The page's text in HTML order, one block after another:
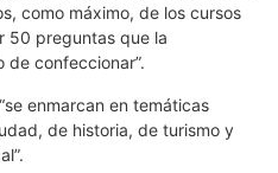
como máximo, de los cursos
50 preguntas que la
de confeccionar”.
enmarcan en temáticas
de historia, de turismo y